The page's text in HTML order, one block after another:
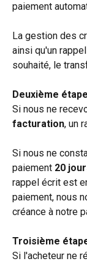
paiement
La gestion des
ainsi qu'un
souhaité, le
Deuxième
Si nous ne
facturation, un
Si nous ne
paiement 20
rappel écrit est
paiement, nous
créance à notre
Troisième
Si l'acheteur ne